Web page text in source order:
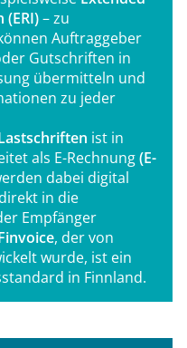
– zu
Auftraggeber
Gutschriften in
übermitteln und
zu jeder
ist in
als E-Rechnung(E-
dabei digital
in die
Empfänger
, der von
wurde, ist ein
in Finnland.